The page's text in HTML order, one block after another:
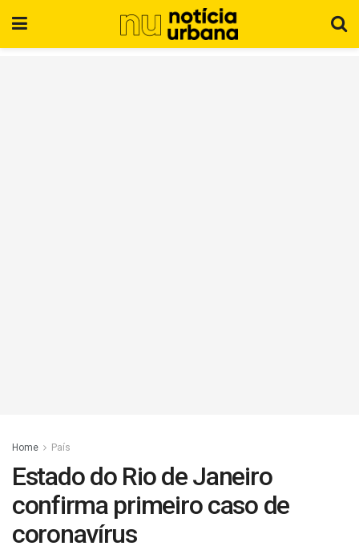
Home País
Estado do Rio de Janeiro
confirma primeiro caso de
coronavírus